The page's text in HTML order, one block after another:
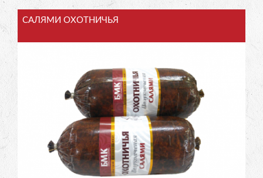
САЛЯМИ ОХОТНИЧЬЯ